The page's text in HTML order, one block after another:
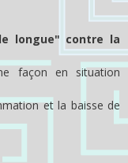
longue" contre la
façon en situation
et la baisse de